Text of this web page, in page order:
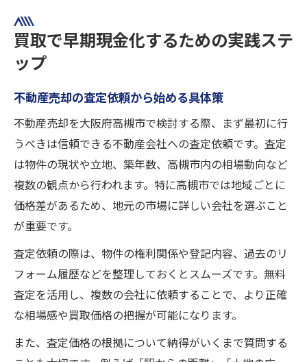
買取で早期現金化するための実践ステ
ップ
不動産売却の査定依頼から始める具体策
不動産売却を大阪府高槻市で検討する際、まず最初に行
うべきは信頼できる不動産会社への査定依頼です。査定
は物件の現状や立地、築年数、高槻市内の相場動向など
複数の観点から行われます。特に高槻市では地域ごとに
価格差があるため、地元の市場に詳しい会社を選ぶこと
が重要です。
査定依頼の際は、物件の権利関係や登記内容、過去のリ
フォーム履歴などを整理しておくとスムーズです。無料
査定を活用し、複数の会社に依頼することで、より正確
な相場感や買取価格の把握が可能になります。
また、査定価格の根拠について納得がいくまで質問する